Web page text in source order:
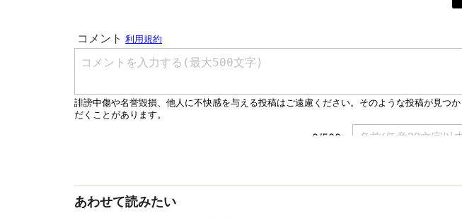
あわせて読みたい